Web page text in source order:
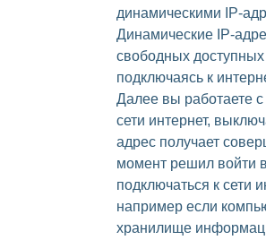
динамическими IP-
Динамические IP-
свободных
подключаясь к
Далее вы работаете
сети интернет,
адрес получает
момент решил войти
подключаться к сети
например если
хранилище